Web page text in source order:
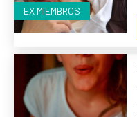
EX MIEMBROS